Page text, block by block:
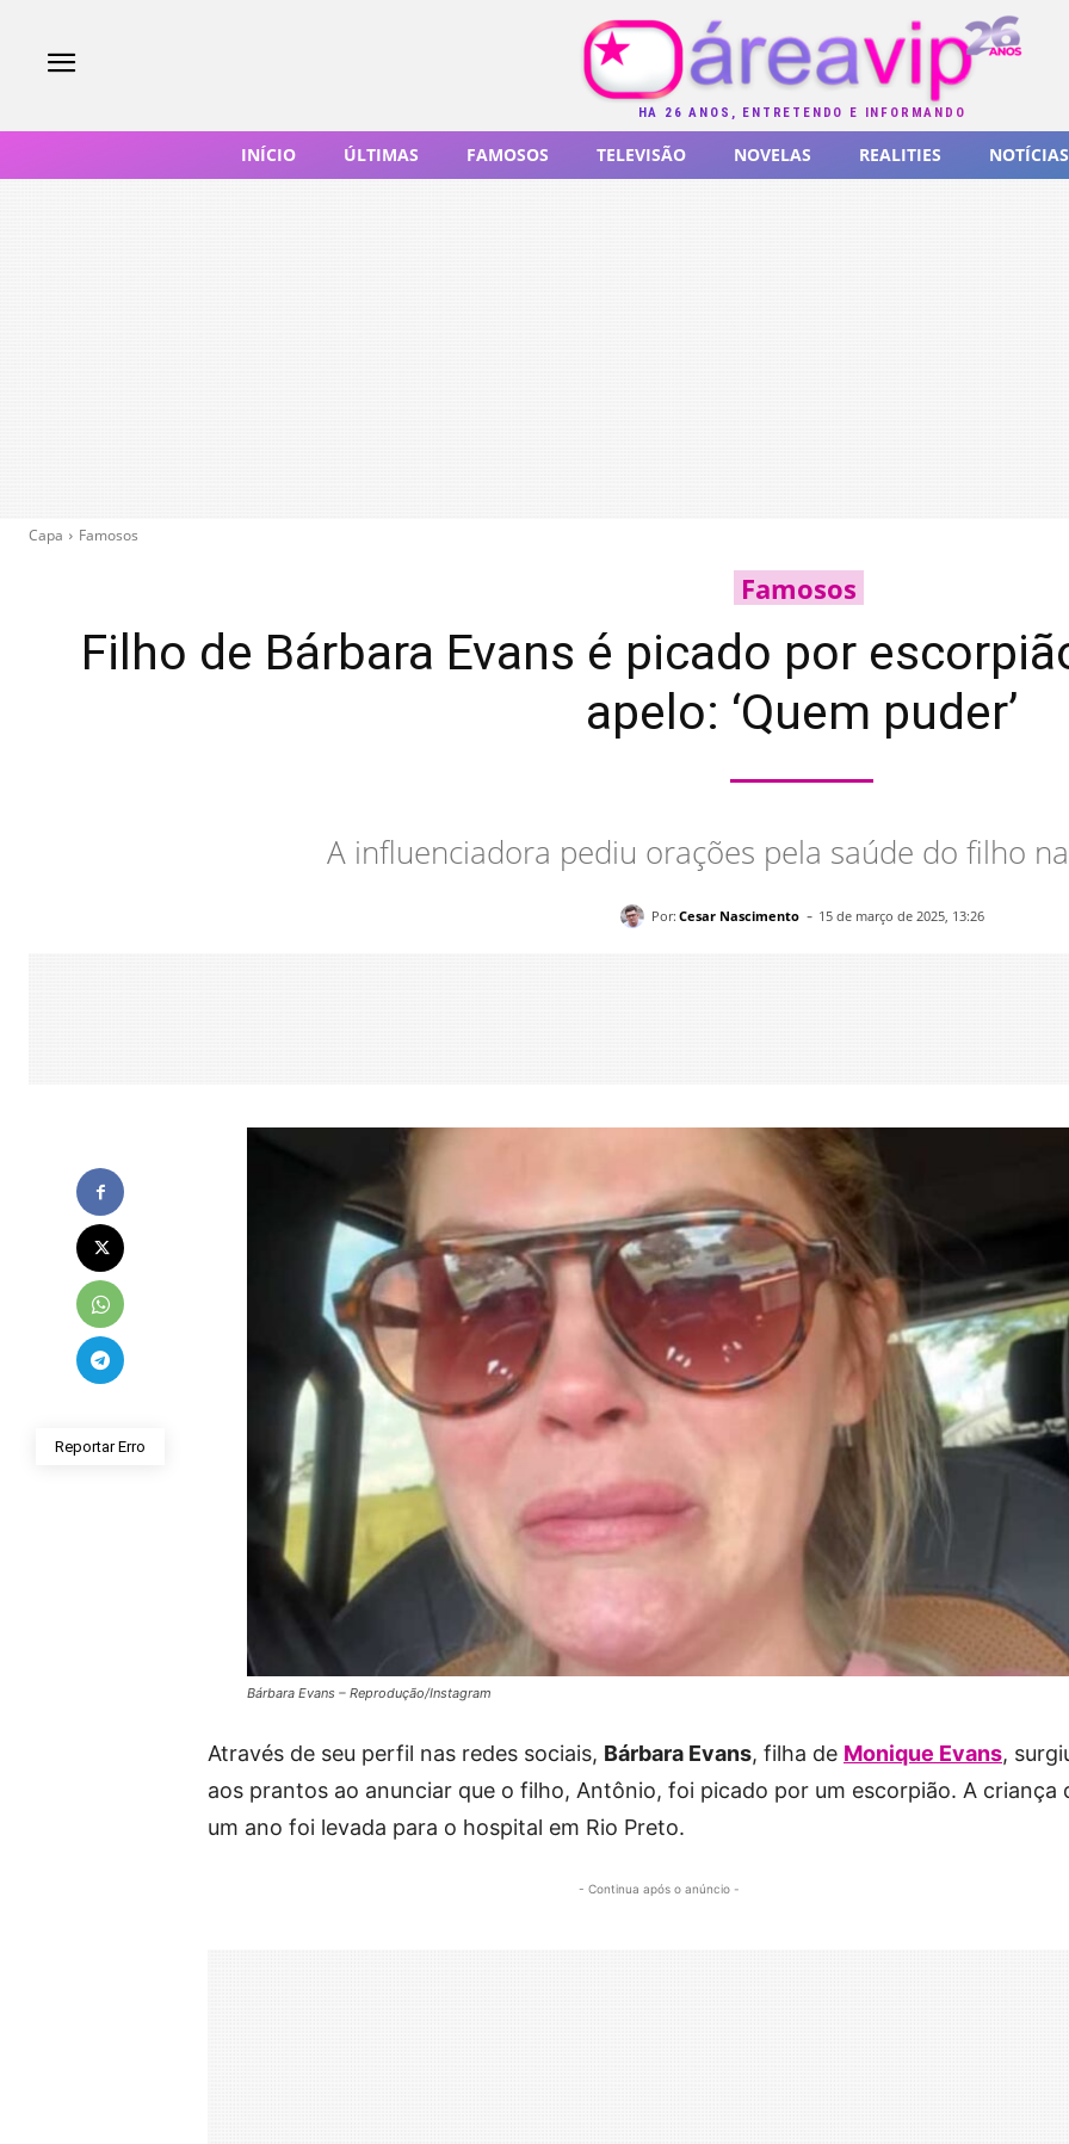
HÁ 26 ANOS, ENTRETENDO E INFORMANDO
INÍCIO ÚLTIMAS FAMOSOS TELEVISÃO NOVELAS REALITIES NOTÍCIAS
Capa Famosos
Famosos
Filho de Bárbara Evans é picado por
apelo: ‘Quem puder’
A influenciadora pediu orações pela saúde do filho
Por: Cesar Nascimento - 15 de março de 2025, 13:26
Reportar Erro
Bárbara Evans – Reprodução/Instagram
Através de seu perfil nas redes sociais, Bárbara Evans, filha de Monique Evans,
aos prantos ao anunciar que o filho, Antônio, foi picado por um escorpião. A criança
um ano foi levada para o hospital em Rio Preto.
- Continua após o anúncio -